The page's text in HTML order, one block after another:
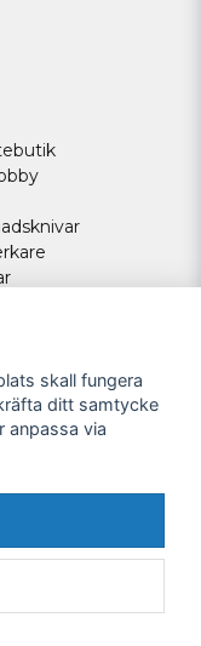
skall fungera
ditt samtycke
anpassa via